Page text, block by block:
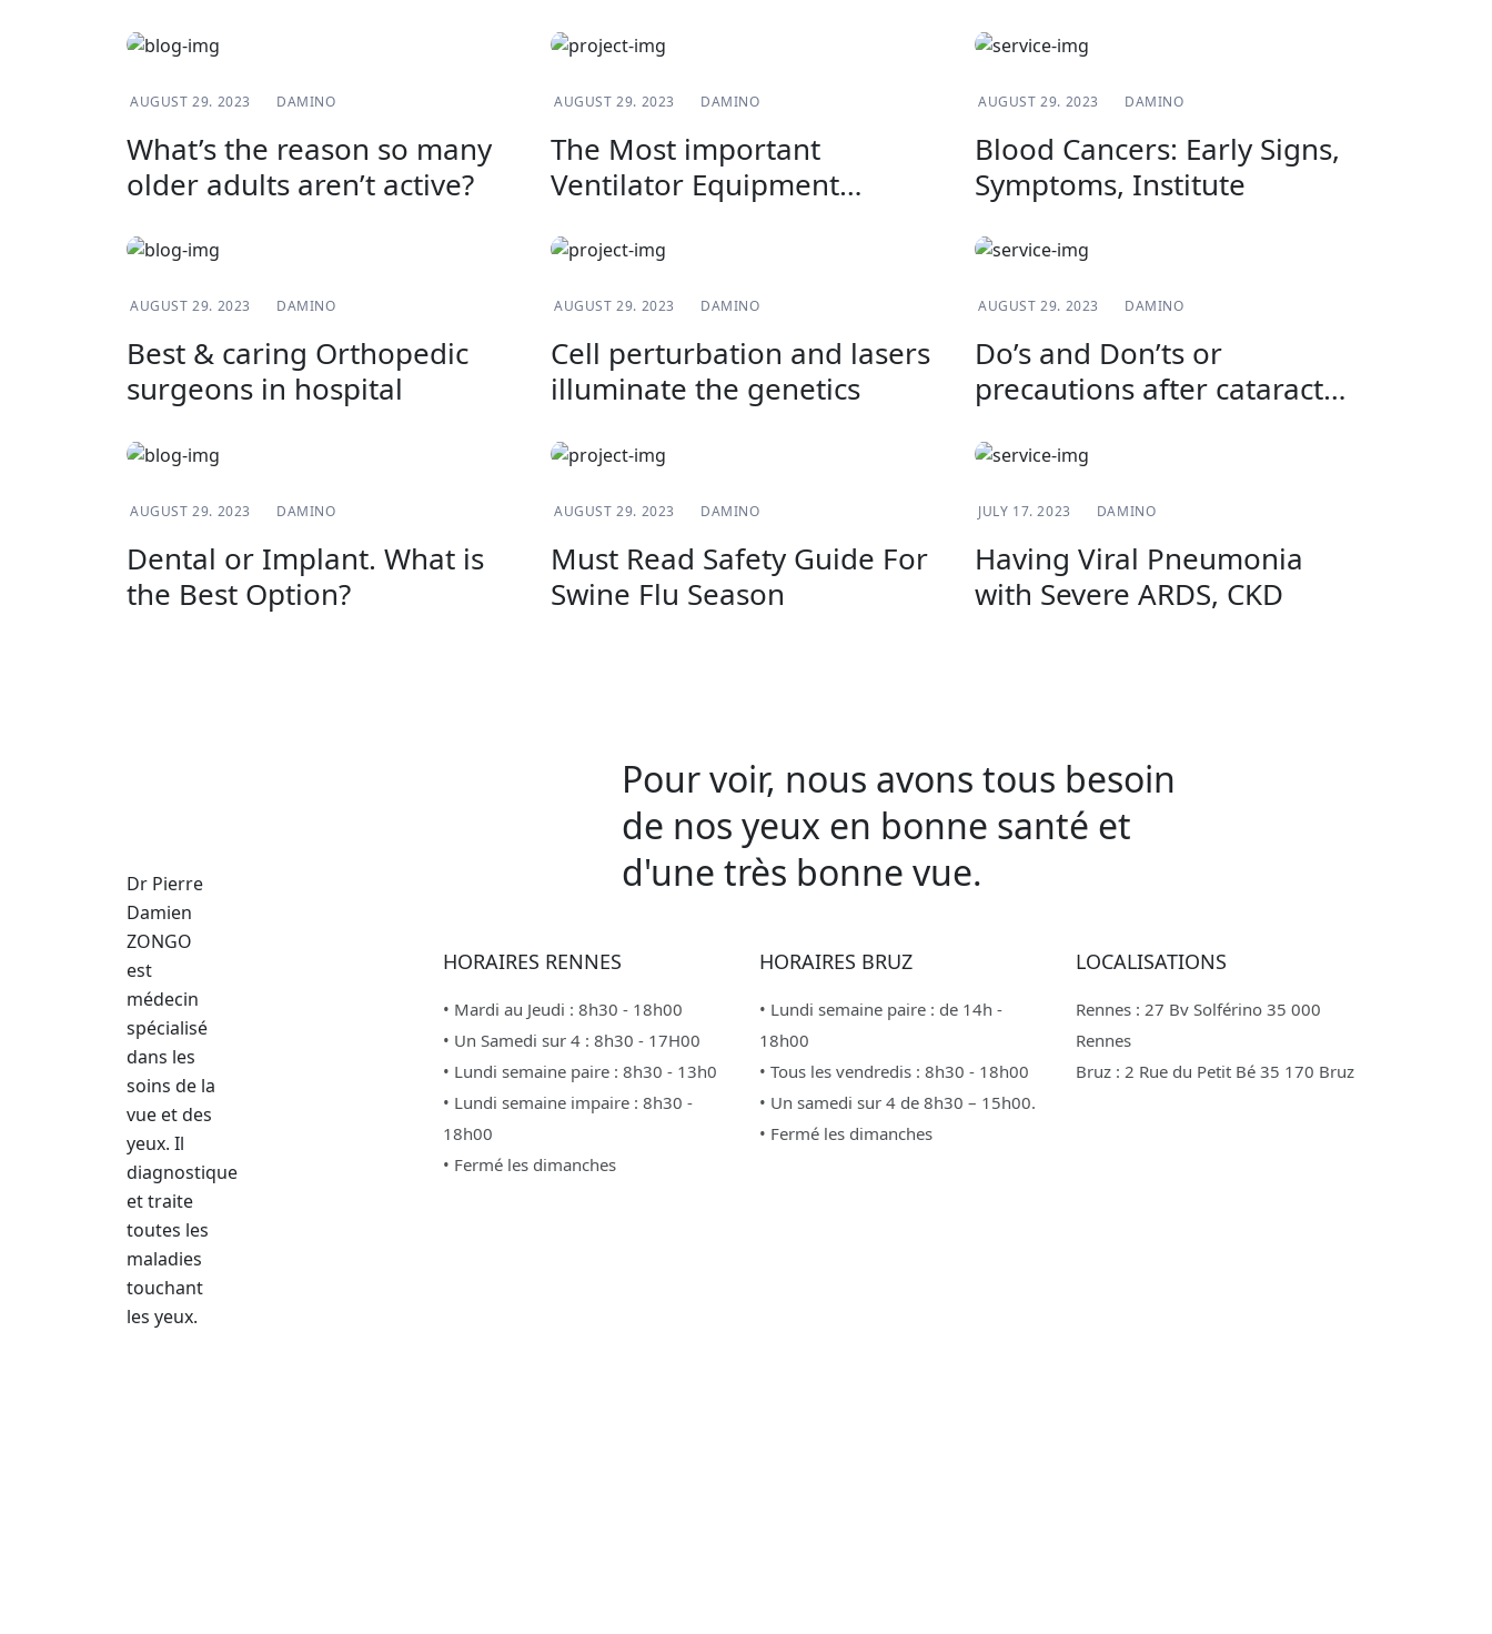
AUGUST 29. 2023
DAMINO
What’s the reason so many
older adults aren’t active?
AUGUST 29. 2023
DAMINO
The Most important
Ventilator Equipment
AUGUST 29. 2023
DAMINO
Blood Cancers: Early Signs,
Symptoms, Institute
AUGUST 29. 2023
DAMINO
Best & caring Orthopedic
surgeons in hospital
AUGUST 29. 2023
DAMINO
Cell perturbation and lasers
illuminate the genetics
AUGUST 29. 2023
DAMINO
Do’s and Don’ts or
precautions after cataract
AUGUST 29. 2023
DAMINO
Dental or Implant. What is
the Best Option?
AUGUST 29. 2023
DAMINO
Must Read Safety Guide For
Swine Flu Season
JULY 17. 2023
DAMINO
Having Viral Pneumonia
with Severe ARDS, CKD
Pour voir, nous avons tous besoin
de nos yeux en bonne santé et
d'une très bonne vue.
Dr Pierre
Damien
ZONGO
est
médecin
spécialisé
dans les
soins de la
vue et des
yeux. Il
diagnostique
et traite
toutes les
maladies
touchant
les yeux.
HORAIRES RENNES
• Mardi au Jeudi : 8h30 - 18h00
• Un Samedi sur 4 : 8h30 - 17H00
• Lundi semaine paire : 8h30 - 13h0
• Lundi semaine impaire : 8h30 -
18h00
• Fermé les dimanches
HORAIRES BRUZ
• Lundi semaine paire : de 14h -
18h00
• Tous les vendredis : 8h30 - 18h00
• Un samedi sur 4 de 8h30 – 15h00.
• Fermé les dimanches
LOCALISATIONS
Rennes : 27 Bv Solférino 35 000
Rennes
Bruz : 2 Rue du Petit Bé 35 170 Bruz